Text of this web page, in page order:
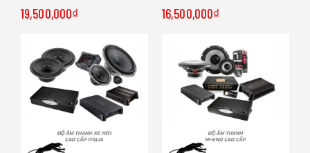
19,500,000₫ 16,500,000₫